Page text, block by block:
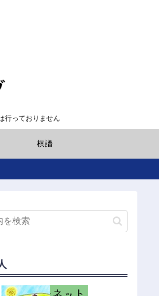
行っておりません
棋譜